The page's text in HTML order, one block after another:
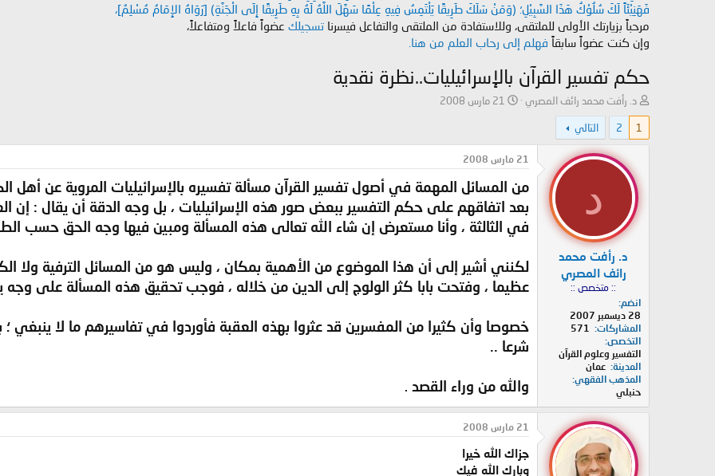
فَهَنِيْئَاً لَكَ سُلُوْكُ هَذَا السَّبِيْلِ؛ (وَمَنْ سَلَكَ طَرِيقًا يَلْتَمِسُ فِيهِ عِلْمًا سَهَّلَ اللَّهُ لَهُ بِهِ طَرِيقًا إِلَى الْجَنَّةِ) [رَوَاهُ الإِمَامُ مُسْلِمٌ]،
مرحباً بزيارتك الأولى للملتقى، وللاستفادة من الملتقى والتفاعل فيسرنا تسجيلك عضواً فاعلاً ومتفاعلاً،
وإن كنت عضواً سابقاً فهلم إلى رحاب العلم من هنا.
حكم تفسير القرآن بالإسرائيليات..نظرة نقدية
ب
ا
د
ئ
ل
م
و
ض
و
د. رأفت محمد رائف المصري
ي
خ
ا
ل
ب
د
21 مارس 2008
1
2 التالي
د
د. رأفت محمد
رائف المصري
:: متخصص ::
انضم
28 ديسمبر 2007
المشاركات
571
التخصص
التفسير وعلوم القرآن
المدينة عمان
المذهب الفقهي
حنبلي
21 مارس 2008
من المسائل المهمة في أصول تفسير القرآن مسألة تفسيره بالإسرائيليات المروية عن أهل
بعد اتفاقهم على حكم التفسير ببعض صور هذه الإسرائيليات ، بل وجه الدقة أن يقال : إن
في الثالثة ، وأنا مستعرض إن شاء الله تعالى هذه المسألة ومبين فيها وجه الحق حسب
لكنني أشير إلى أن هذا الموضوع من الأهمية بمكان ، وليس هو من المسائل الترفية ولا
عظيما ، وفتحت بابا كثر الولوج إلى الدين من خلاله ، فوجب تحقيق هذه المسألة على وجه
خصوصا وأن كثيرا من المفسرين قد عثروا بهذه العقبة فأوردوا في تفاسيرهم ما لا ينبغي ؛
شرعا ..
والله من وراء القصد
21 مارس 2008
جزاك الله خيرا
وبارك الله فيك